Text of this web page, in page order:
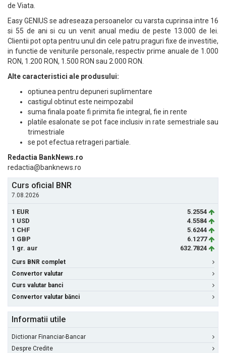
de Viata.
Easy GENIUS se adreseaza persoanelor cu varsta cuprinsa intre 16
si 55 de ani si cu un venit anual mediu de peste 13.000 de lei.
Clientii pot opta pentru unul din cele patru praguri fixe de investitie,
in functie de veniturile personale, respectiv prime anuale de 1.000
RON, 1.200 RON, 1.500 RON sau 2.000 RON.
Alte caracteristici ale produsului:
optiunea pentru depuneri suplimentare
castigul obtinut este neimpozabil
suma finala poate fi primita fie integral, fie in rente
platile esalonate se pot face inclusiv in rate semestriale sau
trimestriale
se pot efectua retrageri partiale.
Redactia BankNews.ro
redactia@banknews.ro
Curs oficial BNR
7.08.2026
1 EUR
5.2554
1 USD
4.5584
1 CHF
5.6244
1 GBP
6.1277
1 gr. aur
632.7824
Curs BNR complet
Convertor valutar
Curs valutar banci
Convertor valutar bănci
Informatii utile
Dictionar Financiar-Bancar
Despre Credite